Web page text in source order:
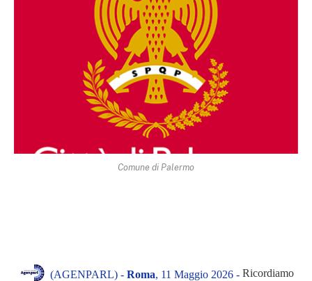
Comune di Palermo
(AGENPARL) - Roma, 11 Maggio 2026 - Ricordiamo